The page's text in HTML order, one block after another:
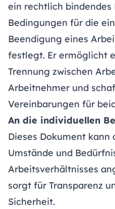
ein rechtlich bindendes
Bedingungen für die
Beendigung eines
festlegt. Er ermöglicht
Trennung zwischen
Arbeitnehmer und
Vereinbarungen für
An die individuellen
Dieses Dokument kann
Umstände und
Arbeitsverhältnisses
sorgt für Transparenz
Sicherheit.